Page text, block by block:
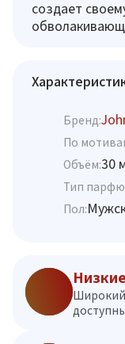
создает
Бренд:
По
Объём:30
Тип
Пол: